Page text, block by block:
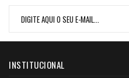
INSTITUCIONAL